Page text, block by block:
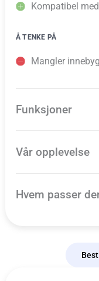
Kompatibel
Å TENKE PÅ
Mangler
Funksjoner
Vår opplevelse
Hvem passer